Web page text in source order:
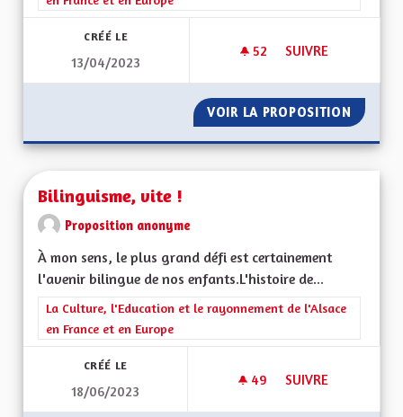
CRÉÉ LE
13/04/2023
52 52 ABONNÉS
SUIVRE
VOIR LA PROPOSITION UNE
Bilinguisme, vite !
Proposition anonyme
À mon sens, le plus grand défi est certainement
l'avenir bilingue de nos enfants.L'histoire de...
Filtrer les résultats de la catégorie : La Culture, l'Education et
La Culture, l'Education et le rayonnement de l'Alsace
en France et en Europe
CRÉÉ LE
18/06/2023
49 49 ABONNÉS
SUIVRE